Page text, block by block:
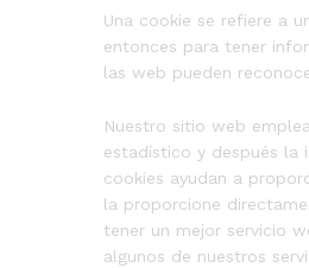
Una cookie se refiere a
entonces para tener
las web pueden
Nuestro sitio web
estadístico y después la
cookies ayudan a
la proporcione
tener un mejor servicio
algunos de nuestros